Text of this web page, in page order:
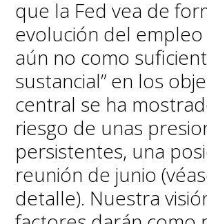
que la Fed vea de
evolución del
aún no como
sustancial” en los
central se ha
riesgo de unas
persistentes, una
reunión de junio
detalle). Nuestra